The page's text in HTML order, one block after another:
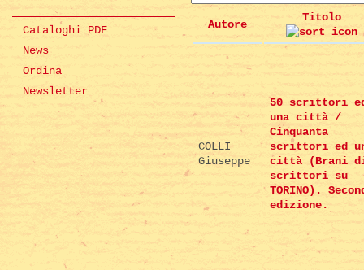
Cataloghi PDF
News
Ordina
Newsletter
Autore
Titolo
COLLI
Giuseppe
50 scrittori
una città /
Cinquanta
scrittori ed
città (Brani
scrittori su
TORINO).
edizione.